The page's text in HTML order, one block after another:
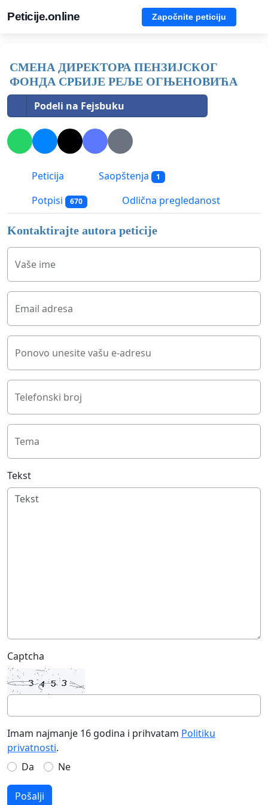
Peticije.online Započnite peticiju
СМЕНА ДИРЕКТОРА ПЕНЗИЈСКОГ
ФОНДА СРБИЈЕ РЕЉЕ ОГЊЕНОВИЋА
Podeli na Fejsbuku
Peticija Saopštenja 1
Potpisi 670 Odlična pregledanost
Kontaktirajte autora peticije
Vaše ime
Email adresa
Ponovo unesite vašu e-adresu
Telefonski broj
Tema
Tekst
Captcha
Imam najmanje 16 godina i prihvatam Politiku
privatnosti.
Da
Ne
Pošalji